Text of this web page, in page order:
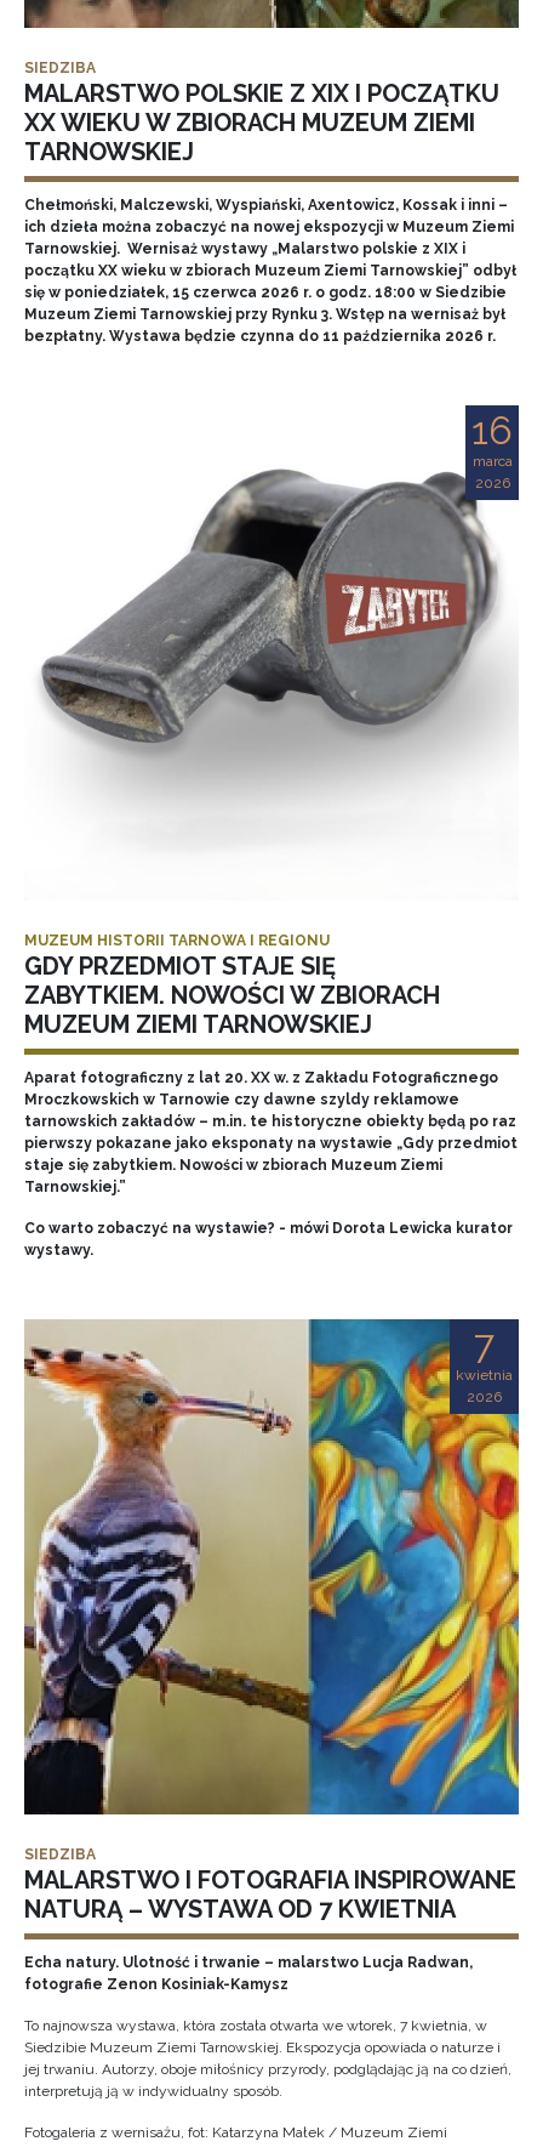
SIEDZIBA
MALARSTWO POLSKIE Z XIX I POCZĄTKU
XX WIEKU W ZBIORACH MUZEUM ZIEMI
TARNOWSKIEJ
Chełmoński, Malczewski, Wyspiański, Axentowicz, Kossak i inni –
ich dzieła można zobaczyć na nowej ekspozycji w Muzeum Ziemi
Tarnowskiej. Wernisaż wystawy „Malarstwo polskie z XIX i
początku XX wieku w zbiorach Muzeum Ziemi Tarnowskiej” odbył
się w poniedziałek, 15 czerwca 2026 r. o godz. 18:00 w Siedzibie
Muzeum Ziemi Tarnowskiej przy Rynku 3. Wstęp na wernisaż był
bezpłatny. Wystawa będzie czynna do 11 października 2026 r.
16
marca
2026
MUZEUM HISTORII TARNOWA I REGIONU
GDY PRZEDMIOT STAJE SIĘ
ZABYTKIEM. NOWOŚCI W ZBIORACH
MUZEUM ZIEMI TARNOWSKIEJ
Aparat fotograficzny z lat 20. XX w. z Zakładu Fotograficznego
Mroczkowskich w Tarnowie czy dawne szyldy reklamowe
tarnowskich zakładów – m.in. te historyczne obiekty będą po raz
pierwszy pokazane jako eksponaty na wystawie „Gdy przedmiot
staje się zabytkiem. Nowości w zbiorach Muzeum Ziemi
Tarnowskiej.”
Co warto zobaczyć na wystawie? - mówi Dorota Lewicka kurator
wystawy.
7
kwietnia
2026
SIEDZIBA
MALARSTWO I FOTOGRAFIA INSPIROWANE
NATURĄ – WYSTAWA OD 7 KWIETNIA
Echa natury. Ulotność i trwanie – malarstwo Lucja Radwan,
fotografie Zenon Kosiniak-Kamysz
To najnowsza wystawa, która została otwarta we wtorek, 7 kwietnia, w
Siedzibie Muzeum Ziemi Tarnowskiej. Ekspozycja opowiada o naturze i
jej trwaniu. Autorzy, oboje miłośnicy przyrody, podglądając ją na co dzień,
interpretują ją w indywidualny sposób.
Fotogaleria z wernisażu, fot: Katarzyna Małek / Muzeum Ziemi